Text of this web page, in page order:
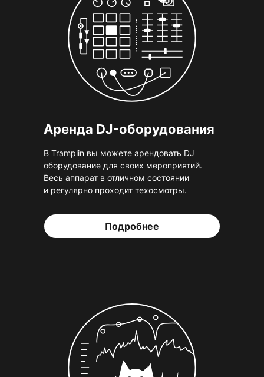
Аренда DJ-оборудования
В Tramplin вы можете арендовать DJ
оборудование для своих мероприятий.
Весь аппарат в отличном состоянии
и регулярно проходит техосмотры.
Подробнее